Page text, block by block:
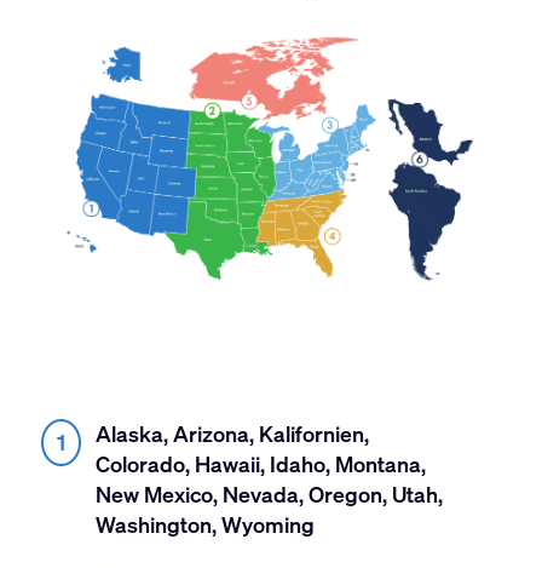
1
Alaska, Arizona, Kalifornien,
Colorado, Hawaii, Idaho, Montana,
New Mexico, Nevada, Oregon, Utah,
Washington, Wyoming